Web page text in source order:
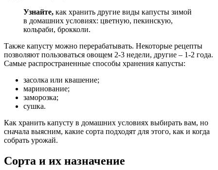
Узнайте, как хранить другие виды капусты зимой
в домашних условиях: цветную, пекинскую,
кольраби, брокколи.
Также капусту можно перерабатывать. Некоторые рецепты
позволяют пользоваться овощем 2-3 недели, другие – 1-2 года.
Самые распространенные способы хранения капусты:
засолка или квашение;
маринование;
заморозка;
сушка.
Как хранить капусту в домашних условиях выбирать вам, но
сначала выясним, какие сорта подходят для этого, как и когда
собрать урожай.
Сорта и их назначение